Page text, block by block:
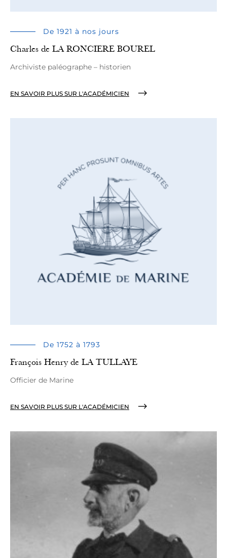
De 1921 à nos jours
Charles de LA RONCIERE BOUREL
Archiviste paléographe – historien
EN SAVOIR PLUS SUR L'ACADÉMICIEN
De 1752 à 1793
François Henry de LA TULLAYE
Officier de Marine
EN SAVOIR PLUS SUR L'ACADÉMICIEN